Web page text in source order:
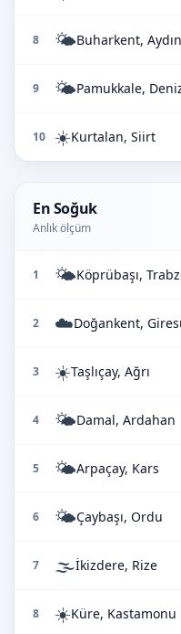
8 🌤️Buharkent, Aydın
9 🌤️Pamukkale,
10 ☀️Kurtalan, Siirt
En Soğuk
Anlık ölçüm
1 🌤️Köprübaşı,
2 ☁️Doğankent,
3 ☀️Taşlıçay, Ağrı
4 🌤️Damal, Ardahan
5 🌤️Arpaçay, Kars
6 🌤️Çaybaşı, Ordu
7 🌫️İkizdere, Rize
8 ☀️Küre, Kastamonu